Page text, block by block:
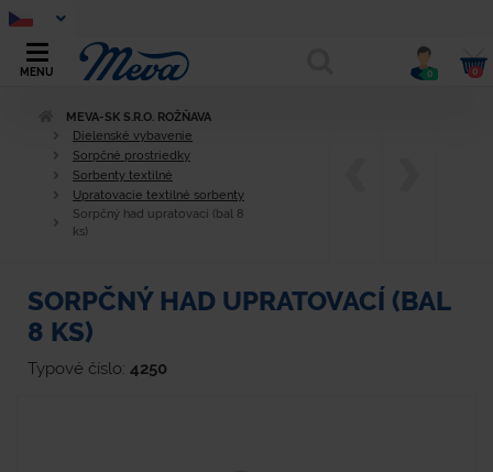
MENU 0 0
MEVA-SK S.R.O. ROŽŇAVA
Dielenské vybavenie
Sorpčné prostriedky
Sorbenty textilné
Upratovacie textilné sorbenty
Sorpčný had upratovací (bal 8
ks)
SORPČNÝ HAD UPRATOVACÍ (BAL
8 KS)
Typové číslo: 4250